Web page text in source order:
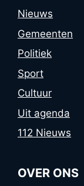
Nieuws
Gemeenten
Politiek
Sport
Cultuur
Uit agenda
112 Nieuws
OVER ONS